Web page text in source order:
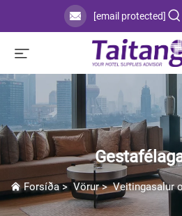
[email protected]
Forsíða>Vörur>Veitingasalur